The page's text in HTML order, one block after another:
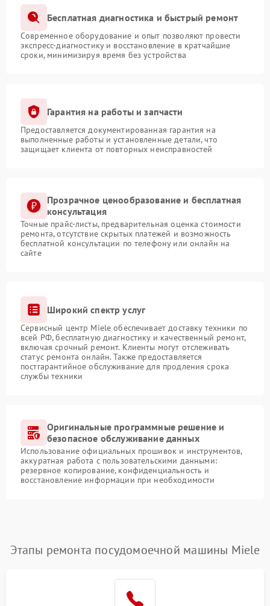
Бесплатная диагностика и быстрый ремонт
Современное оборудование и опыт позволяют провести
экспресс-диагностику и восстановление в кратчайшие
сроки, минимизируя время без устройства
Гарантия на работы и запчасти
Предоставляется документированная гарантия на
выполненные работы и установленные детали, что
защищает клиента от повторных неисправностей
Прозрачное ценообразование и бесплатная
консультация
Точные прайс-листы, предварительная оценка стоимости
ремонта, отсутствие скрытых платежей и возможность
бесплатной консультации по телефону или онлайн на
сайте
Широкий спектр услуг
Сервисный центр Miele обеспечивает доставку техники по
всей РФ, бесплатную диагностику и качественный ремонт,
включая срочный ремонт. Клиенты могут отслеживать
статус ремонта онлайн. Также предоставляется
постгарантийное обслуживание для продления срока
службы техники
Оригинальные программные решение и
безопасное обслуживание данных
Использование официальных прошивок и инструментов,
аккуратная работа с пользовательскими данными:
резервное копирование, конфиденциальность и
восстановление информации при необходимости
Этапы ремонта посудомоечной машины Miele